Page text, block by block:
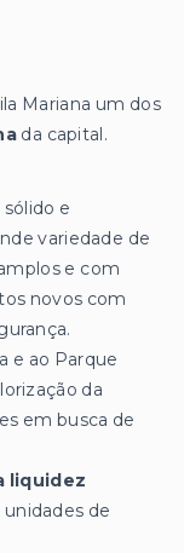
Mariana um dos
da capital.
e
variedade de
e com
novos com
e ao Parque
da
em busca de
liquidez
de